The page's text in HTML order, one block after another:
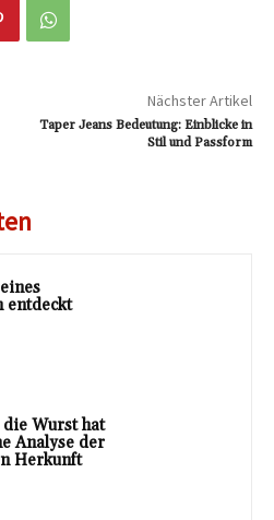
Nächster Artikel
Taper Jeans Bedeutung: Einblicke in
Stil und Passform
entdeckt
Wurst hat
Analyse der
Herkunft